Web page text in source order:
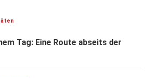
Tag: Eine Route abseits der